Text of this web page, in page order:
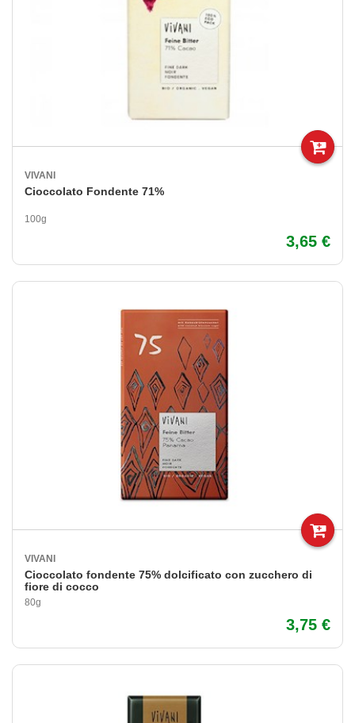
VIVANI
Cioccolato Fondente 71%
100g
3,65 €
VIVANI
Cioccolato fondente 75% dolcificato con zucchero di
fiore di cocco
80g
3,75 €